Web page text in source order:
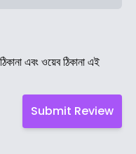
এবং ওয়েব ঠিকানা এই